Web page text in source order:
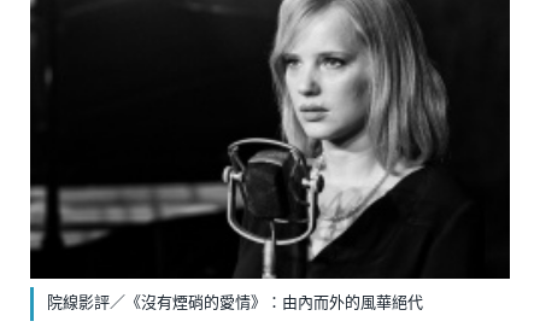
院線影評／《沒有煙硝的愛情》：由內而外的風華絕代